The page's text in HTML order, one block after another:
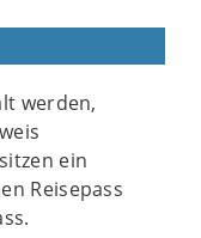
werden,
ein
Reisepass